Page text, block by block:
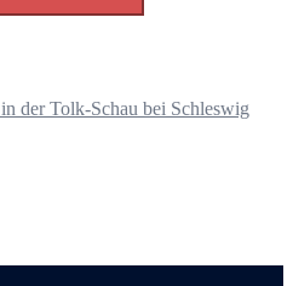
der Tolk-Schau bei Schleswig